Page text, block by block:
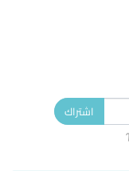
اشتراك